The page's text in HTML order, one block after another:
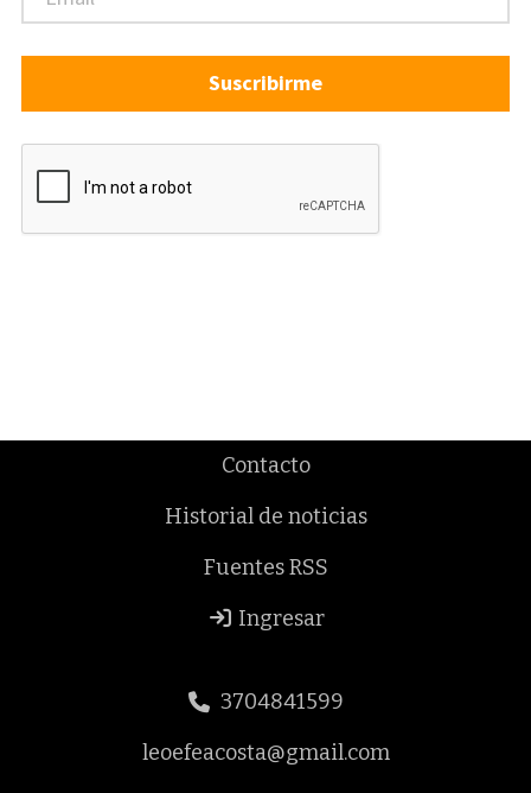
Suscribirme
Contacto
Historial de noticias
Fuentes RSS
Ingresar
3704841599
leoefeacosta@gmail.com